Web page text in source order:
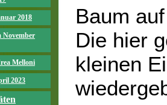
2018
November
Melloni
2023
Baum
Die hier
kleinen